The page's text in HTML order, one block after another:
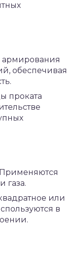
армирования
обеспечивая
проката
газа.
или
в